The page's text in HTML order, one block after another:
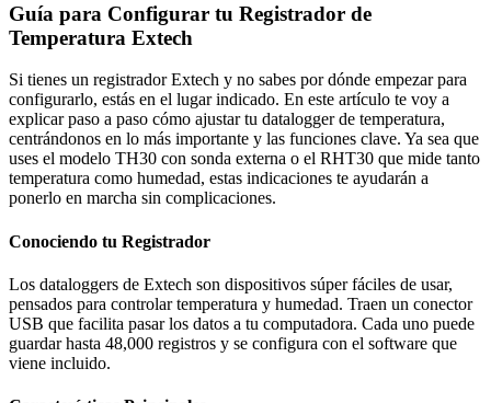
Guía para Configurar tu Registrador de
Temperatura Extech
Si tienes un registrador Extech y no sabes por dónde empezar para
configurarlo, estás en el lugar indicado. En este artículo te voy a
explicar paso a paso cómo ajustar tu datalogger de temperatura,
centrándonos en lo más importante y las funciones clave. Ya sea que
uses el modelo TH30 con sonda externa o el RHT30 que mide tanto
temperatura como humedad, estas indicaciones te ayudarán a
ponerlo en marcha sin complicaciones.
Conociendo tu Registrador
Los dataloggers de Extech son dispositivos súper fáciles de usar,
pensados para controlar temperatura y humedad. Traen un conector
USB que facilita pasar los datos a tu computadora. Cada uno puede
guardar hasta 48,000 registros y se configura con el software que
viene incluido.